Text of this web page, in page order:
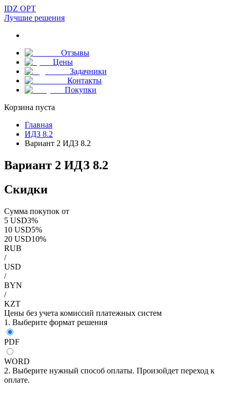
IDZ OPT
Лучшие решения
Отзывы
Цены
Задачники
Контакты
Покупки
Корзина пуста
Главная
ИДЗ 8.2
Вариант 2 ИДЗ 8.2
Вариант 2 ИДЗ 8.2
Скидки
Сумма покупок от
5 USD3%
10 USD5%
20 USD10%
RUB
/
USD
/
BYN
/
KZT
Цены без учета комиссий платежных систем
1. Выберите формат решения
PDF
WORD
2. Выберите нужный способ оплаты. Произойдет переход к
оплате.